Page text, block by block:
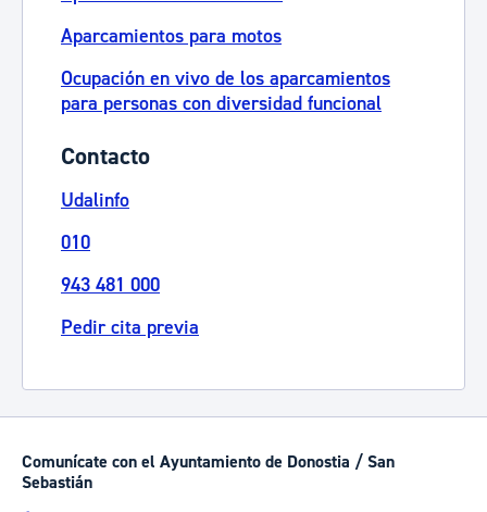
Aparcamientos para motos
Ocupación en vivo de los aparcamientos
para personas con diversidad funcional
Contacto
Udalinfo
010
943 481 000
Pedir cita previa
Comunícate con el Ayuntamiento de Donostia / San
Sebastián